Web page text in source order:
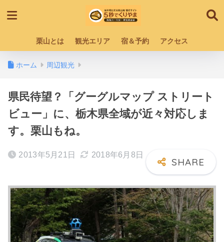
栗山とは 観光エリア 宿＆予約 アクセス
ホーム 周辺観光
県民待望？「グーグルマップ ストリート
ビュー」に、栃木県全域が近々対応しま
す。栗山もね。
2013年5月21日 2018年6月8日